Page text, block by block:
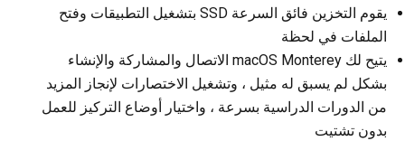
يقوم التخزين فائق السرعة SSD بتشغيل التطبيقات وفتح
الملفات في لحظة
يتيح لك macOS Monterey الاتصال والمشاركة والإنشاء
بشكل لم يسبق له مثيل ، وتشغيل الاختصارات لإنجاز المزيد
من الدورات الدراسية بسرعة ، واختيار أوضاع التركيز للعمل
بدون تشتيت